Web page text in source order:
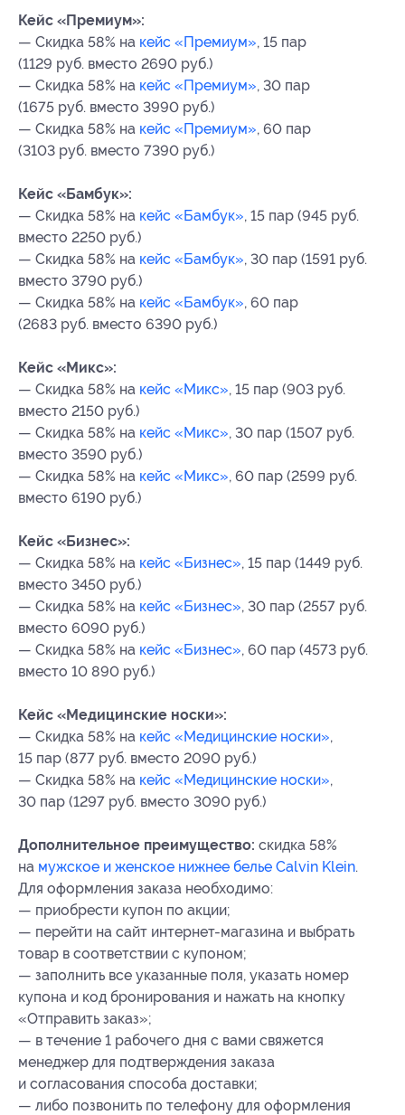
Кейс «Премиум»:
— Скидка 58% на кейс «Премиум», 15 пар
(1129 руб. вместо 2690 руб.)
— Скидка 58% на кейс «Премиум», 30 пар
(1675 руб. вместо 3990 руб.)
— Скидка 58% на кейс «Премиум», 60 пар
(3103 руб. вместо 7390 руб.)
Кейс «Бамбук»:
— Скидка 58% на кейс «Бамбук», 15 пар (945 руб.
вместо 2250 руб.)
— Скидка 58% на кейс «Бамбук», 30 пар (1591 руб.
вместо 3790 руб.)
— Скидка 58% на кейс «Бамбук», 60 пар
(2683 руб. вместо 6390 руб.)
Кейс «Микс»:
— Скидка 58% на кейс «Микс», 15 пар (903 руб.
вместо 2150 руб.)
— Скидка 58% на кейс «Микс», 30 пар (1507 руб.
вместо 3590 руб.)
— Скидка 58% на кейс «Микс», 60 пар (2599 руб.
вместо 6190 руб.)
Кейс «Бизнес»:
— Скидка 58% на кейс «Бизнес», 15 пар (1449 руб.
вместо 3450 руб.)
— Скидка 58% на кейс «Бизнес», 30 пар (2557 руб.
вместо 6090 руб.)
— Скидка 58% на кейс «Бизнес», 60 пар (4573 руб.
вместо 10 890 руб.)
Кейс «Медицинские носки»:
— Скидка 58% на кейс «Медицинские носки»,
15 пар (877 руб. вместо 2090 руб.)
— Скидка 58% на кейс «Медицинские носки»,
30 пар (1297 руб. вместо 3090 руб.)
Дополнительное преимущество: скидка 58%
на мужское и женское нижнее белье Calvin Klein.
Для оформления заказа необходимо:
— приобрести купон по акции;
— перейти на сайт интернет-магазина и выбрать
товар в соответствии с купоном;
— заполнить все указанные поля, указать номер
купона и код бронирования и нажать на кнопку
«Отправить заказ»;
— в течение 1 рабочего дня с вами свяжется
менеджер для подтверждения заказа
и согласования способа доставки;
— либо позвонить по телефону для оформления